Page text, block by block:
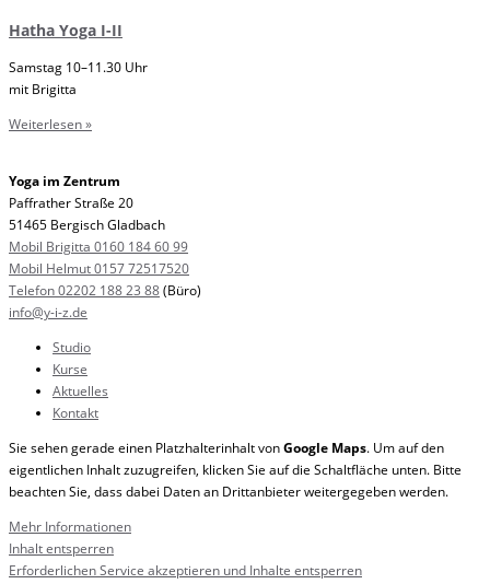
Hatha Yoga I-II
Samstag 10–11.30 Uhr
mit Brigitta
Weiterlesen »
Yoga im Zentrum
Paffrather Straße 20
51465 Bergisch Gladbach
Mobil Brigitta 0160 184 60 99
Mobil Helmut 0157 72517520
Telefon 02202 188 23 88(Büro)
info@y-i-z.de
Studio
Kurse
Aktuelles
Kontakt
Sie sehen gerade einen Platzhalterinhalt vonGoogle Maps. Um auf den
eigentlichen Inhalt zuzugreifen, klicken Sie auf die Schaltfläche unten. Bitte
beachten Sie, dass dabei Daten an Drittanbieter weitergegeben werden.
Mehr Informationen
Inhalt entsperren
Erforderlichen Service akzeptieren und Inhalte entsperren